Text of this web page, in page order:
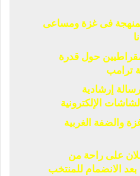
فى غزة ومساعى
حول قدرة
ترامب
رسالة إرشادية
الإلكترونية
والضفة الغربية
على راحة من
بعد الانضمام للمنتخب